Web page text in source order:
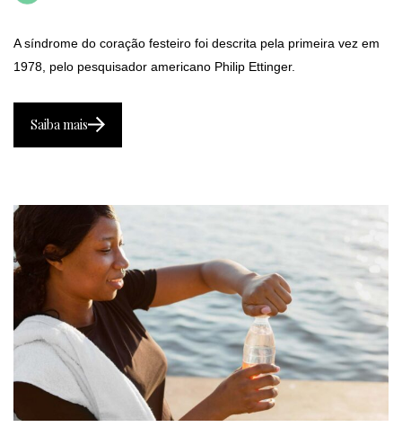
A síndrome do coração festeiro foi descrita pela primeira vez em
1978, pelo pesquisador americano Philip Ettinger.
Saiba mais